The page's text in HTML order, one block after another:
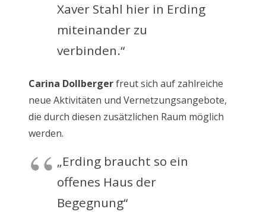
Xaver Stahl hier in Erding
miteinander zu
verbinden.“
Carina Dollbergerfreut sich auf zahlreiche
neue Aktivitäten und Vernetzungsangebote,
die durch diesen zusätzlichen Raum möglich
werden.
„Erding braucht so ein
offenes Haus der
Begegnung“